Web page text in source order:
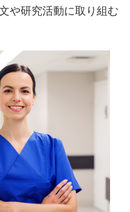
や研究活動に取り組む